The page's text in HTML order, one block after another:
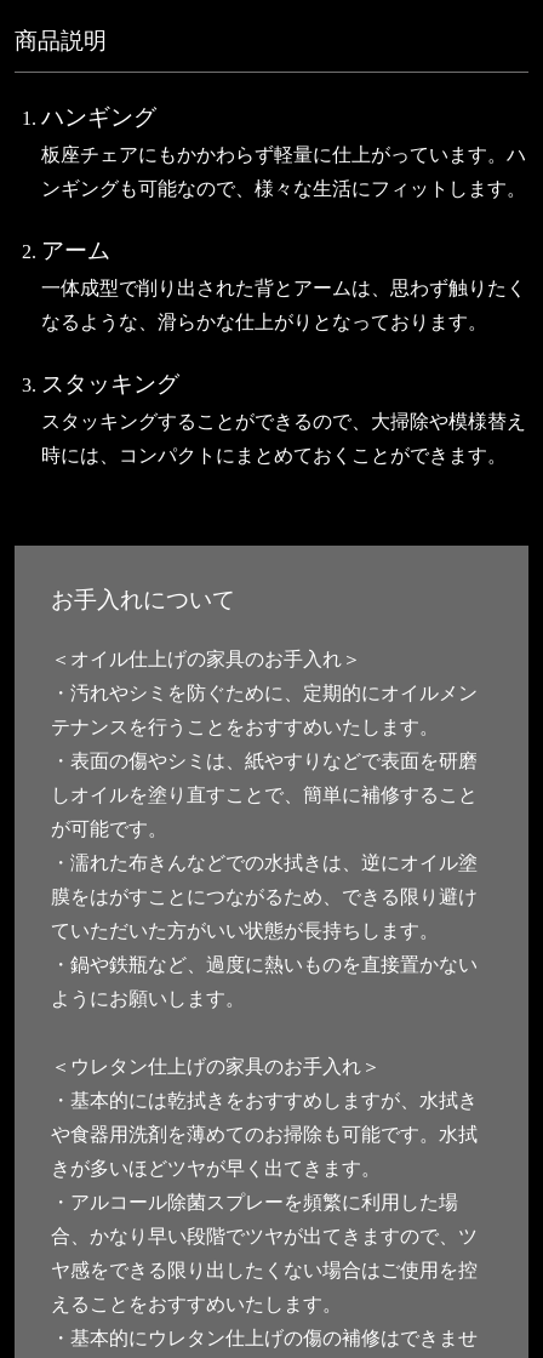
商品説明
ハンギング
板座チェアにもかかわらず軽量に仕上がっています。ハ
ンギングも可能なので、様々な生活にフィットします。
アーム
一体成型で削り出された背とアームは、思わず触りたく
なるような、滑らかな仕上がりとなっております。
スタッキング
スタッキングすることができるので、大掃除や模様替え
時には、コンパクトにまとめておくことができます。
お手入れについて
＜オイル仕上げの家具のお手入れ＞
・汚れやシミを防ぐために、定期的にオイルメン
テナンスを行うことをおすすめいたします。
・表面の傷やシミは、紙やすりなどで表面を研磨
しオイルを塗り直すことで、簡単に補修すること
が可能です。
・濡れた布きんなどでの水拭きは、逆にオイル塗
膜をはがすことにつながるため、できる限り避け
ていただいた方がいい状態が長持ちします。
・鍋や鉄瓶など、過度に熱いものを直接置かない
ようにお願いします。
＜ウレタン仕上げの家具のお手入れ＞
・基本的には乾拭きをおすすめしますが、水拭き
や食器用洗剤を薄めてのお掃除も可能です。水拭
きが多いほどツヤが早く出てきます。
・アルコール除菌スプレーを頻繁に利用した場
合、かなり早い段階でツヤが出てきますので、ツ
ヤ感をできる限り出したくない場合はご使用を控
えることをおすすめいたします。
・基本的にウレタン仕上げの傷の補修はできませ